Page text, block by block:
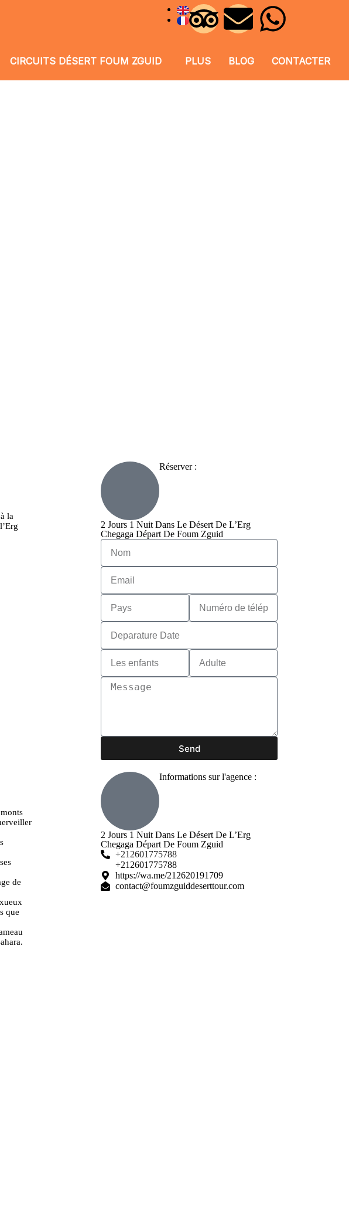
CIRCUITS DÉSERT FOUM ZGUID PLUS BLOG CONTACTER
la
de
que
Réserver :
2 Jours 1 Nuit Dans Le Désert De L’Erg
Chegaga Départ De Foum Zguid
Send
Informations sur l'agence :
2 Jours 1 Nuit Dans Le Désert De L’Erg
Chegaga Départ De Foum Zguid
+212601775788
+212601775788
https://wa.me/212620191709
contact@foumzguiddeserttour.com